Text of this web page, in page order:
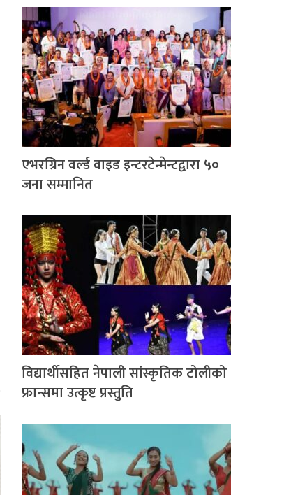
एभरग्रिन वर्ल्ड वाइड इन्टरटेन्मेन्टद्वारा ५०
जना सम्मानित
विद्यार्थीसहित नेपाली सांस्कृतिक टोलीको
फ्रान्समा उत्कृष्ट प्रस्तुति